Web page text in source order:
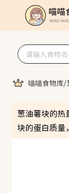
喵喵食物库/
葱油薯块的热
块的蛋白质量